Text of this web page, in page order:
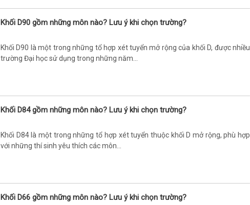
Khối D90 gồm những môn nào? Lưu ý khi chọn trường?
Khối D90 là một trong những tổ hợp xét tuyển mở rộng của khối D, được nhiều
trường Đại học sử dụng trong những năm...
Khối D84 gồm những môn nào? Lưu ý khi chọn trường?
Khối D84 là một trong những tổ hợp xét tuyển thuộc khối D mở rộng, phù hợp
với những thí sinh yêu thích các môn...
Khối D66 gồm những môn nào? Lưu ý khi chọn trường?